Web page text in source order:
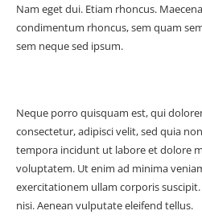
Nam eget dui. Etiam rhoncus.
condimentum rhoncus, sem quam
sem neque sed ipsum.
Neque porro quisquam est, qui
consectetur, adipisci velit, sed quia
tempora incidunt ut labore et dolore
voluptatem. Ut enim ad minima
exercitationem ullam corporis
nisi. Aenean vulputate eleifend tellus.